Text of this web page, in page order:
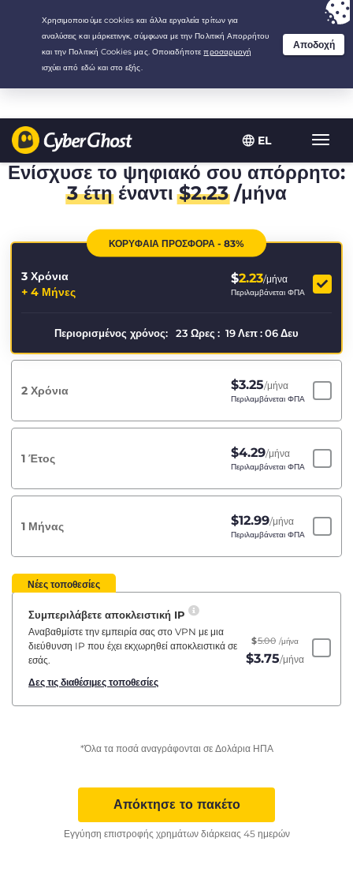
EL
Your choice:The Best Dealfor 3.3333333333333-years at $
/month
Ενίσχυσε το ψηφιακό σου απόρρητο:
3 έτηέναντι$2.23/μήνα
ΚΟΡΥΦΑΙΑ ΠΡΟΣΦΟΡΑ - 83%
3 Χρόνια
+ 4 Μήνες
$2.23/μήνα
Περιλαμβάνεται ΦΠΑ
Περιορισμένος χρόνος: 23 Ωρες : 19Λεπ:06Δευ
2 Χρόνια $3.25/μήνα
Περιλαμβάνεται ΦΠΑ
1 Έτος $4.29/μήνα
Περιλαμβάνεται ΦΠΑ
1 Μήνας $12.99/μήνα
Περιλαμβάνεται ΦΠΑ
Νέες τοποθεσίες
Συμπεριλάβετε αποκλειστική IP
Αναβαθμίστε την εμπειρία σας στο VPN με μια
διεύθυνση IP που έχει εκχωρηθεί αποκλειστικά σε
εσάς.
Δες τις διαθέσιμες τοποθεσίες
$5.00 /μήνα
$3.75/μήνα
*Όλα τα ποσά αναγράφονται σε Δολάρια ΗΠΑ
Απόκτησε το πακέτο
Εγγύηση επιστροφής χρημάτων διάρκειας 45 ημερών